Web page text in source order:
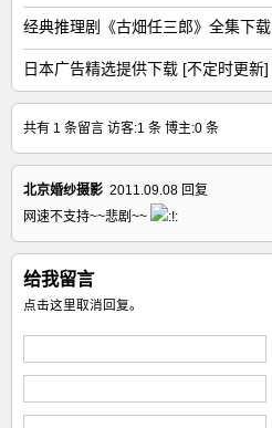
经典推理剧《古畑任三郎》全集下载
日本广告精选提供下载 [不定时更新]
共有 1 条留言 访客:1 条 博主:0 条
北京婚纱摄影 2011.09.08 回复
网速不支持~~悲剧~~
给我留言
点击这里取消回复。